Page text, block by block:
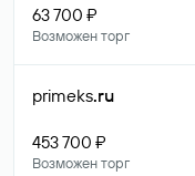
63 700 ₽
Возможен торг
primeks.ru
453 700 ₽
Возможен торг